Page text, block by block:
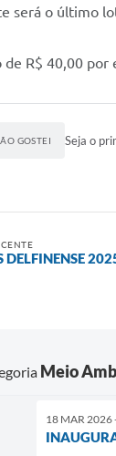
será o último
R$ 40,00
GOSTEI Seja o
Meio
18 MAR 2026